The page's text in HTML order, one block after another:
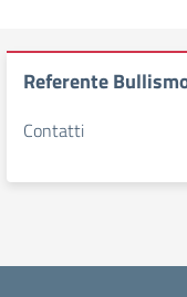
Referente
Contatti